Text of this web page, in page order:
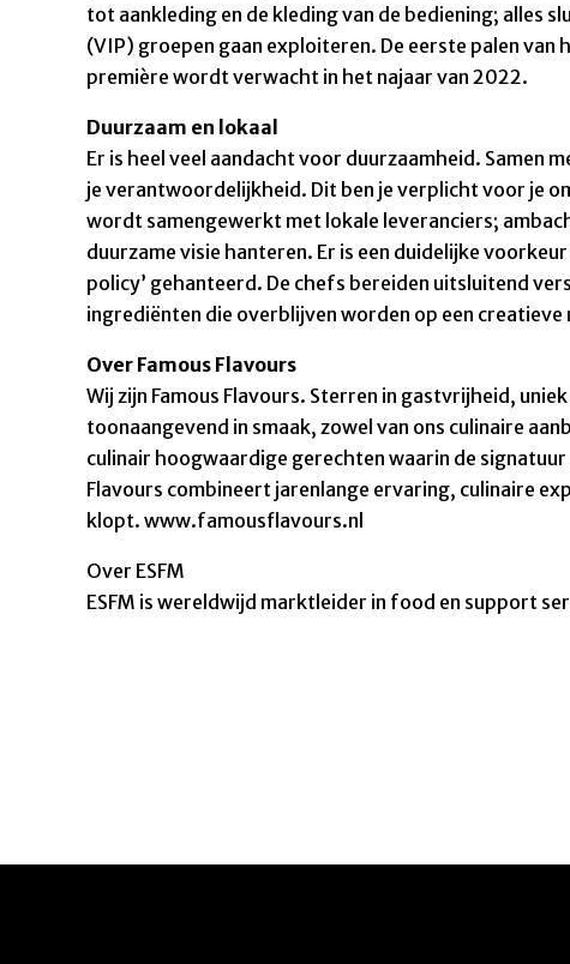
tot aankleding en de kleding van de bediening; alles
(VIP) groepen gaan exploiteren. De eerste palen
première wordt verwacht in het najaar van 2022.
Duurzaam en lokaal
Er is heel veel aandacht voor duurzaamheid. Samen
je verantwoordelijkheid. Dit ben je verplicht voor je
wordt samengewerkt met lokale leveranciers;
duurzame visie hanteren. Er is een duidelijke
policy’ gehanteerd. De chefs bereiden uitsluitend
ingrediënten die overblijven worden op een
Over Famous Flavours
Wij zijn Famous Flavours. Sterren in gastvrijheid,
toonaangevend in smaak, zowel van ons culinaire
culinair hoogwaardige gerechten waarin de
Flavours combineert jarenlange ervaring, culinaire
klopt. www.famousflavours.nl
Over ESFM
ESFM is wereldwijd marktleider in food en support